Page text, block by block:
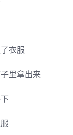
衣服
里拿出来